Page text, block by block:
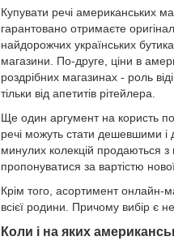
Купувати речі американських
гарантовано отримаєте
найдорожчих українських
магазини. По-друге, ціни в
роздрібних магазинах - роль
тільки від апетитів рітейлера.
Ще один аргумент на користь
речі можуть стати дешевшими і
минулих колекцій продаються з
пропонуватися за вартістю нової
Крім того, асортимент онлайн-
всієї родини. Причому вибір є
Коли і на яких